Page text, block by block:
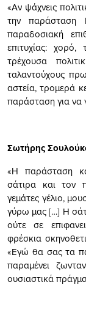
«Αν ψάχνεις
την
παραδοσιακή
επιτυχίας:
τρέχουσα
ταλαντούχους
αστεία, τρομερά
παράσταση για να
Σωτήρης
«Η παράσταση
σάτιρα και τον
γεμάτες γέλιο,
γύρω μας […] Η
ούτε σε
φρέσκια
«Εγώ θα σας τα
παραμένει
ουσιαστικά